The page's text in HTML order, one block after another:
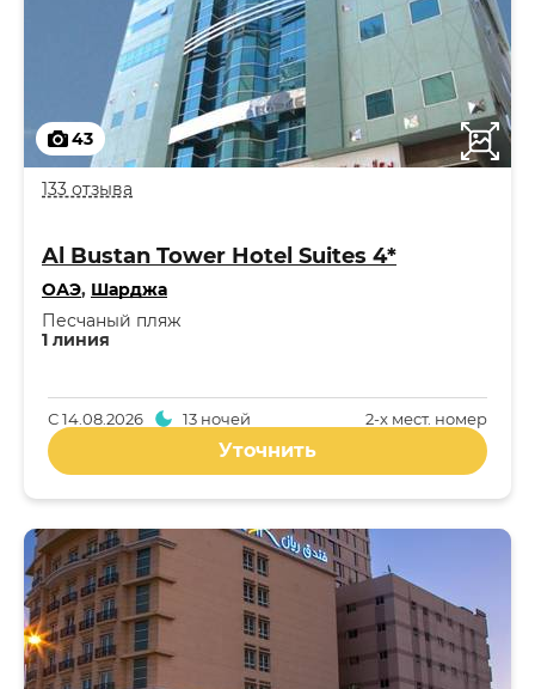
43
133 отзыва
Al Bustan Tower Hotel Suites 4*
ОАЭ, Шарджа
1 линия
Песчаный пляж
2-x мест. номер
С14.08.2026 13 ночей
Уточнить